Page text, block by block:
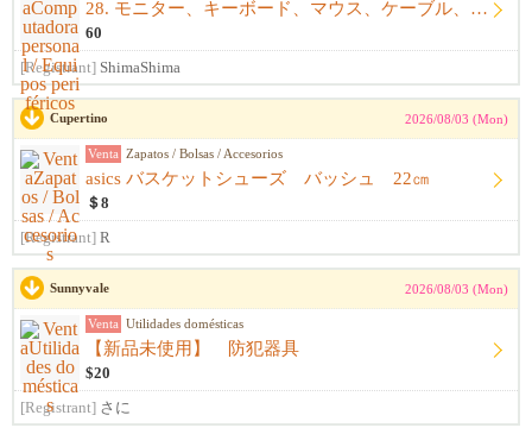
28. モニター、キーボード、マウス、ケーブル、アームレスト一式
60
[Registrant] ShimaShima
Cupertino 2026/08/03 (Mon)
Venta Zapatos / Bolsas / Accesorios
asics バスケットシューズ バッシュ 22㎝
＄8
[Registrant] R
Sunnyvale 2026/08/03 (Mon)
Venta Utilidades domésticas
【新品未使用】 防犯器具
$20
[Registrant] さに